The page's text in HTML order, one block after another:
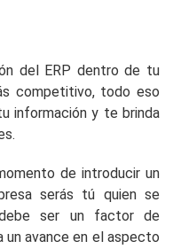
del ERP dentro de tu
competitivo, todo eso
información y te brinda
de introducir un
serás tú quien se
ser un factor de
avance en el aspecto